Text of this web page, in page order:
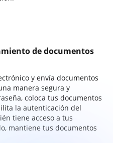
de documentos
y envía documentos
manera segura y
coloca tus documentos
la autenticación del
tiene acceso a tus
mantiene tus documentos